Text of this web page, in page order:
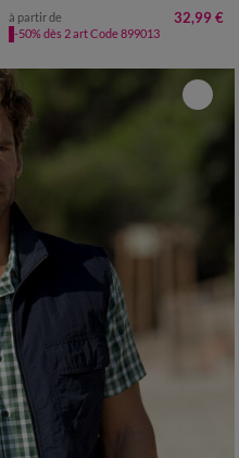
à partir de 32,99 €
-50% dès 2 art Code 899013